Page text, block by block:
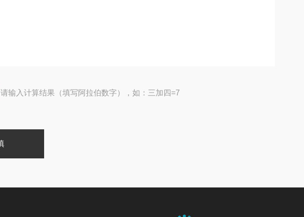
请输入计算结果（填写阿拉伯数字），如：三加四=7